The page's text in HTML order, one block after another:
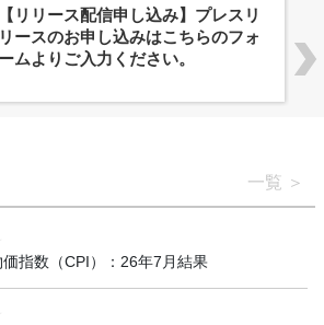
株式会社PlnX、アジア最大級のグロ
ーバルWeb3カンファレンス
「WebX2026」とのコラボレーショ
一覧
指数（CPI）：26年7月結果